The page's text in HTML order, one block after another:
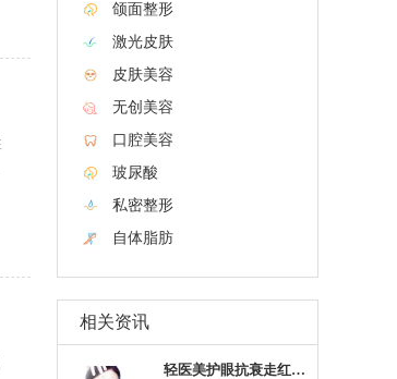
颌面整形
激光皮肤
皮肤美容
无创美容
口腔美容
玻尿酸
私密整形
自体脂肪
相关资讯
轻医美护眼抗衰走红 联合养护延缓眼部肌肤老